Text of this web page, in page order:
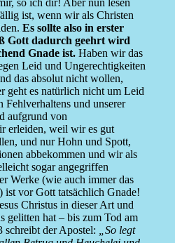
so ich dir! Aber nun lesen
ist, wenn wir als Christen
Es sollte also in erster
Gott dadurch geehrt wird
Gnade ist.Haben wir das
Leid und Ungerechtigkeiten
das absolut nicht wollen,
geht es natürlich nicht um Leid
Fehlverhaltens und unserer
aufgrund von
erleiden, weil wir es gut
und nur Hohn und Spott,
abbekommen und wir als
sogar angegriffen
Werke (wie auch immer das
ist vor Gott tatsächlich Gnade!
Christus in dieser Art und
gelitten hat – bis zum Tod am
schreibt der Apostel:
„So legt